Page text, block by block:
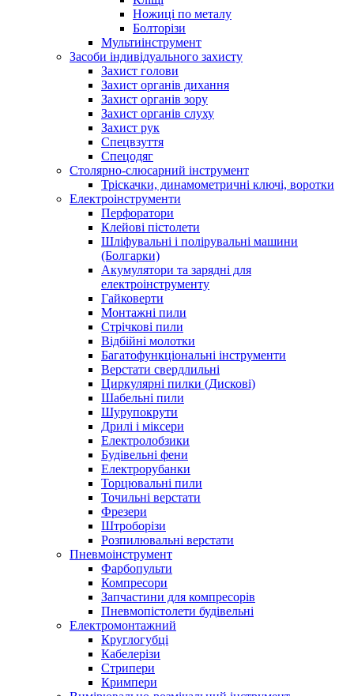
Ножиці по металу
Болторізи
Мультиінструмент
Засоби індивідуального захисту
Захист голови
Захист органів дихання
Захист органів зору
Захист органів слуху
Захист рук
Спецвзуття
Спецодяг
Столярно-слюсарний інструмент
Тріскачки, динамометричні ключі, воротки
Електроінструменти
Перфоратори
Клейові пістолети
Шліфувальні і полірувальні машини
(Болгарки)
Акумулятори та зарядні для
електроінструменту
Гайковерти
Монтажні пили
Стрічкові пили
Відбійні молотки
Багатофункціональні інструменти
Верстати свердлильні
Циркулярні пилки (Дискові)
Шабельні пили
Шурупокрути
Дрилі і міксери
Електролобзики
Будівельні фени
Електрорубанки
Торцювальні пили
Точильні верстати
Фрезери
Штроборізи
Розпилювальні верстати
Пневмоінструмент
Фарбопульти
Компресори
Запчастини для компресорів
Пневмопістолети будівельні
Електромонтажний
Круглогубці
Кабелерізи
Стрипери
Кримпери